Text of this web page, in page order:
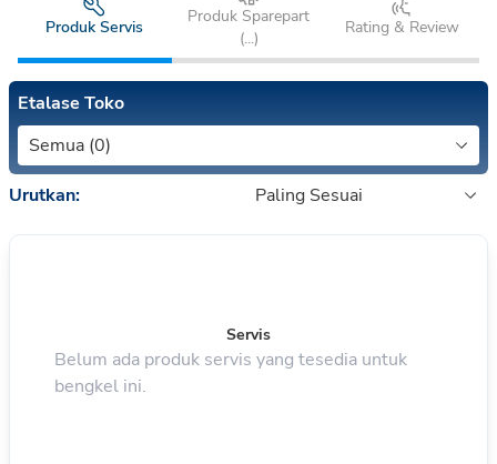
Produk Servis
Produk Sparepart
(...)
Rating & Review
Etalase Toko
Semua (0)
Urutkan: Paling Sesuai
Servis
Belum ada produk servis yang tesedia untuk
bengkel ini.